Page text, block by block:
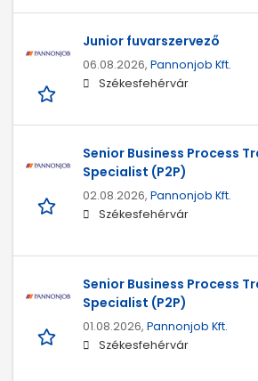
Junior fuvarszervező
06.08.2026, Pannonjob Kft.
Székesfehérvár
Senior Business Process
Specialist (P2P)
02.08.2026, Pannonjob Kft.
Székesfehérvár
Senior Business Process
Specialist (P2P)
01.08.2026, Pannonjob Kft.
Székesfehérvár